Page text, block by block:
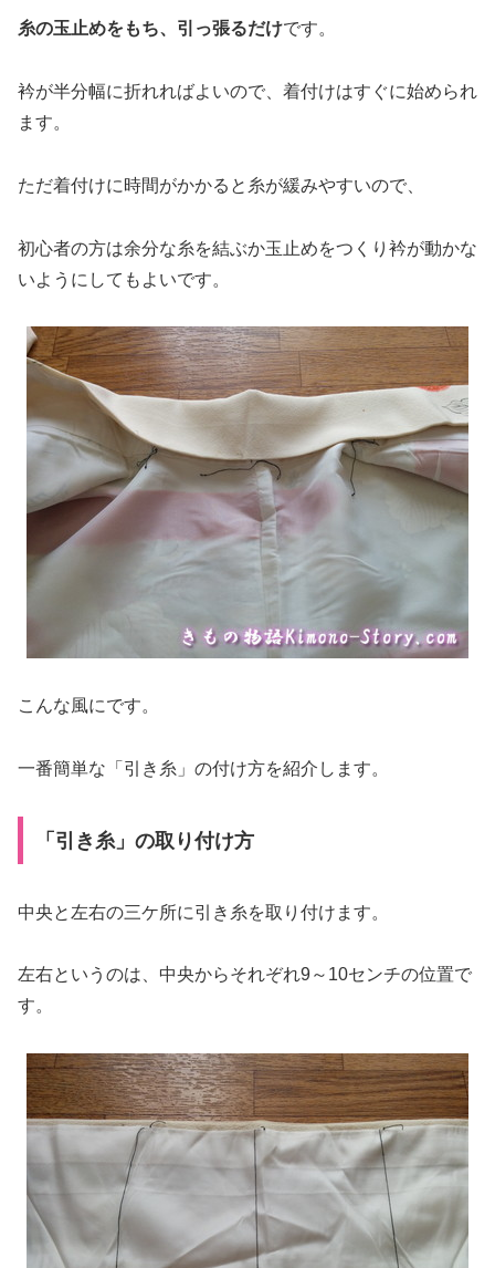
糸の玉止めをもち、引っ張るだけです。
衿が半分幅に折れればよいので、着付けはすぐに始められ
ます。
ただ着付けに時間がかかると糸が緩みやすいので、
初心者の方は余分な糸を結ぶか玉止めをつくり衿が動かな
いようにしてもよいです。
こんな風にです。
一番簡単な「引き糸」の付け方を紹介します。
「引き糸」の取り付け方
中央と左右の三ケ所に引き糸を取り付けます。
左右というのは、中央からそれぞれ9～10センチの位置で
す。